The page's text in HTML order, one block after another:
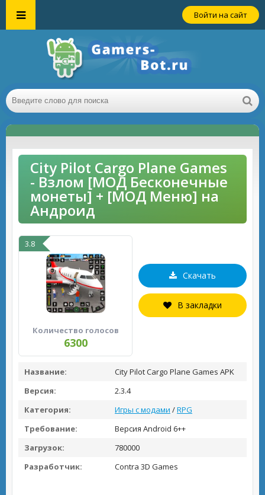
Войти на сайт
City Pilot Cargo Plane Games
- Взлом [МОД Бесконечные
монеты] + [МОД Меню] на
Андроид
3.8
Количество голосов
6300
Скачать
В закладки
Название:
City Pilot Cargo Plane Games APK
Версия:
2.3.4
Категория:
Игры с модами /RPG
Требование:
Версия Android 6++
Загрузок:
780000
Разработчик:
Contra 3D Games